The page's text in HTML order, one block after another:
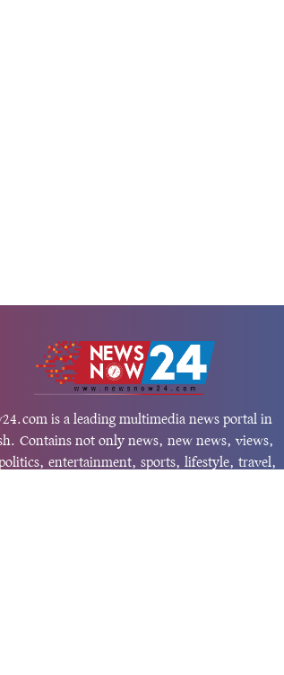
is a leading multimedia news portal in
Contains not only news, new news, views,
entertainment, sports, lifestyle, travel,